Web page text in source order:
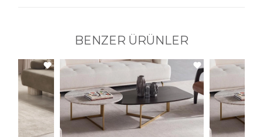
BENZER ÜRÜNLER